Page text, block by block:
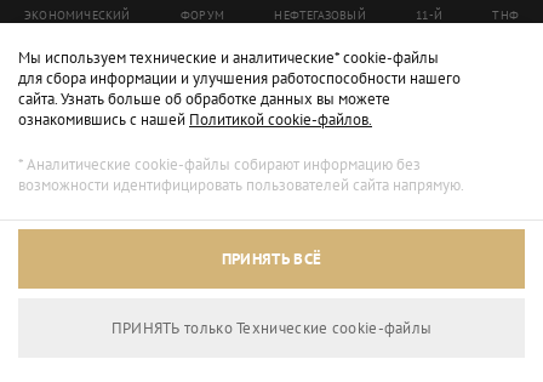
ЭКОНОМИЧЕСКИЙ ФОРУМ НЕФТЕГАЗОВЫЙ 11-Й ТНФ
ТНФ-2020
Мы используем технические и аналитические* cookie-файлы
для сбора информации и улучшения работоспособности нашего
сайта. Узнать больше об обработке данных вы можете
ознакомившись с нашей Политикой cookie-файлов.
* Аналитические cookie-файлы собирают информацию без
возможности идентифицировать пользователей сайта напрямую.
ПРИНЯТЬ ВСЁ
ПРИНЯТЬ только Технические сookie-файлы